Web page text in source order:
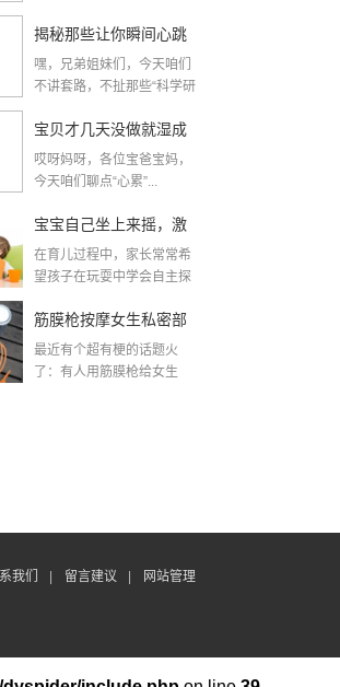
揭秘那些让你瞬间心跳
加速的夫妻性生活姿
切吗？
嘿，兄弟姐妹们，今天咱们
不讲套路，不扯那些“科学研
宝贝才几天没做就湿成
这个样，是不是出轨
哎呀妈呀，各位宝爸宝妈，
今天咱们聊点“心累”...
宝宝自己坐上来摇，激
发孩子自主探索的乐趣
在育儿过程中，家长常常希
望孩子在玩耍中学会自主探
筋膜枪按摩女生私密部
位？这波操作太有创意
最近有个超有梗的话题火
了：有人用筋膜枪给女生
我们 留言建议 网站管理